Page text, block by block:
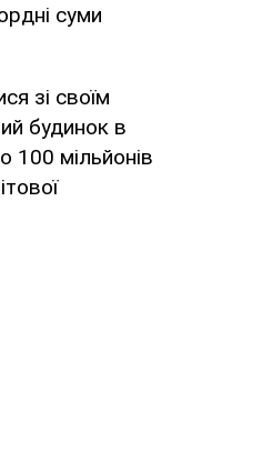
суми
зі своїм
будинок в
100 мільйонів